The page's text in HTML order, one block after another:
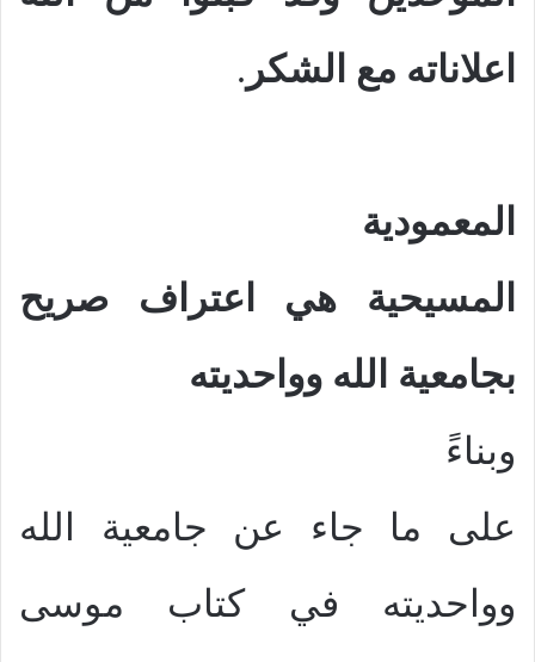
اعلاناته مع الشكر .
المعمودية
المسيحية هي اعتراف صريح
بجامعية الله وواحديته
وبناءً
على ما جاء عن جامعية الله
وواحديته في كتاب موسى